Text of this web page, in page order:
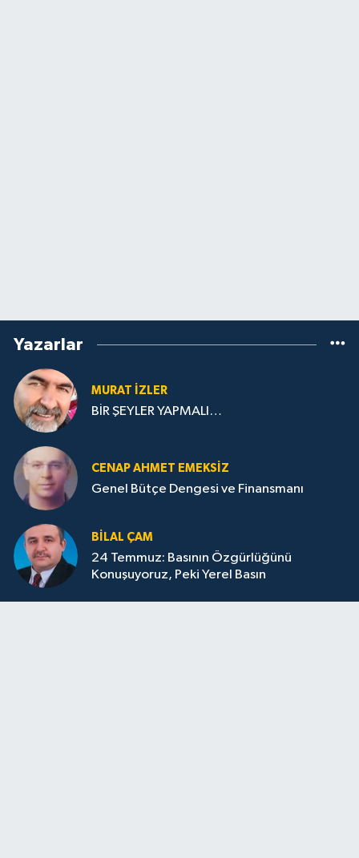
Yazarlar
MURAT İZLER
BİR ŞEYLER YAPMALI…
CENAP AHMET EMEKSİZ
Genel Bütçe Dengesi ve Finansmanı
BILAL ÇAM
24 Temmuz: Basının Özgürlüğünü
Konuşuyoruz, Peki Yerel Basın